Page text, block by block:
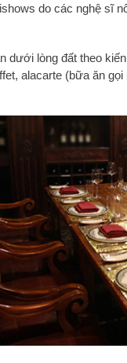
do các nghệ sĩ
lòng đất theo
alacarte (bữa ăn